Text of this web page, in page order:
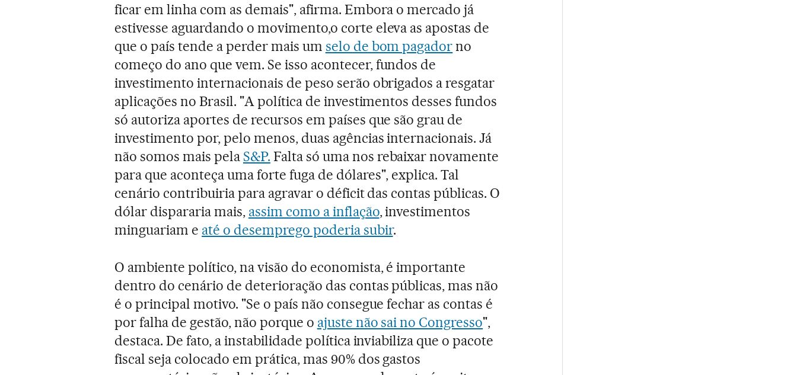
ficar em linha com as demais", afirma. Embora o mercado já
estivesse aguardando o movimento,o corte eleva as apostas de
que o país tende a perder mais um selo de bom pagadorno
começo do ano que vem. Se isso acontecer, fundos de
investimento internacionais de peso serão obrigados a resgatar
aplicações no Brasil. "A política de investimentos desses fundos
só autoriza aportes de recursos em países que são grau de
investimento por, pelo menos, duas agências internacionais. Já
não somos mais pela S&P. Falta só uma nos rebaixar novamente
para que aconteça uma forte fuga de dólares", explica. Tal
cenário contribuiria para agravar o déficit das contas públicas. O
dólar dispararia mais, assim como a inflação, investimentos
minguariam e até o desemprego poderia subir.
O ambiente político, na visão do economista, é importante
dentro do cenário de deterioração das contas públicas, mas não
é o principal motivo. "Se o país não consegue fechar as contas é
por falha de gestão, não porque o ajuste não sai no Congresso",
destaca. De fato, a instabilidade política inviabiliza que o pacote
fiscal seja colocado em prática, mas 90% dos gastos